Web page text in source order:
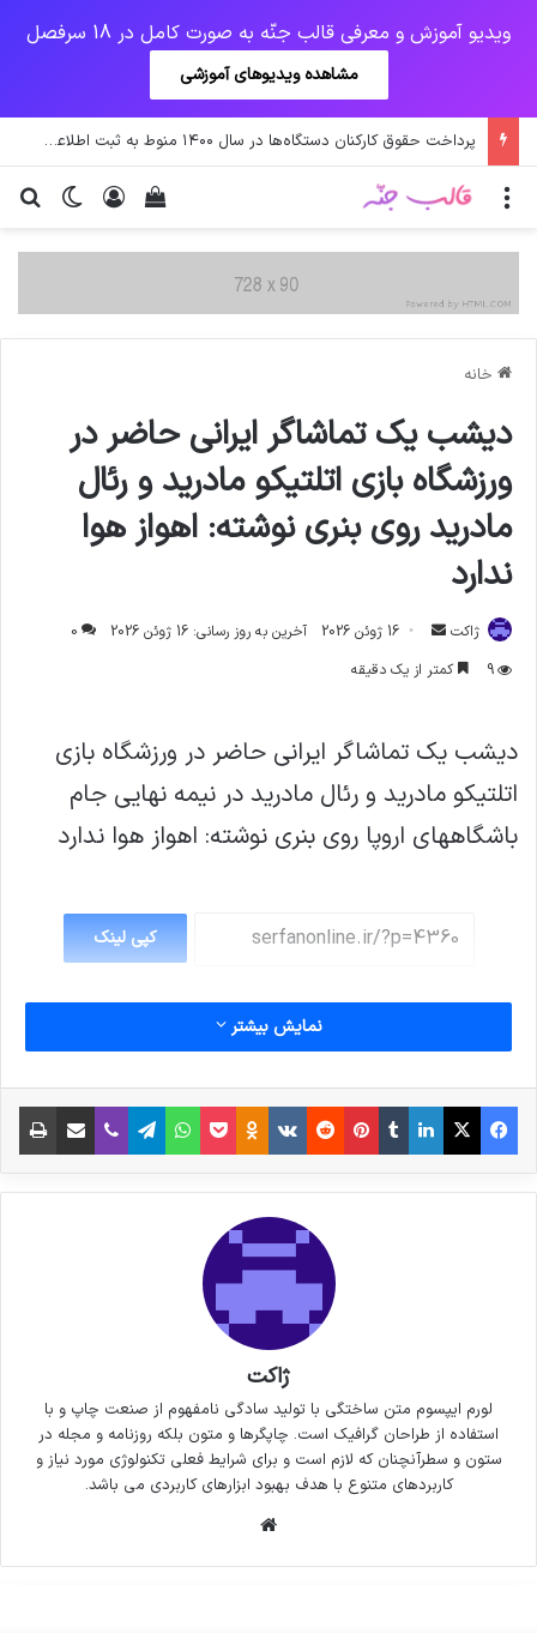
ویدیو آموزش و معرفی قالب جنّه به صورت کامل در 18 سرفصل
مشاهده ویدیوهای آموزشی
جهش آمریکایی کرونا و چالشی جدید برای واکسن/ آغاز توزیع واکسن از سوی اتحادیه کوواکس
تغییر ورود
دیدن سبد خرید منو
خانه
دیشب یک تماشاگر ایرانی حاضر در
ورزشگاه بازی اتلتیکو مادرید و رئال
مادرید روی بنری نوشته: اهواز هوا
ندارد
ژاکت
ارسال
ایمیل
16 ژوئن 2026 آخرین به روز رسانی: 16 ژوئن 2026
0
9
کمتر از یک دقیقه
دیشب یک تماشاگر ایرانی حاضر در ورزشگاه بازی
اتلتیکو مادرید و رئال مادرید در نیمه نهایی جام
باشگاههای اروپا روی بنری نوشته: اهواز هوا ندارد
کپی لینک
نمایش بیشتر
فیس بوک X لینکدین
‫تامبلر‫پین‌ترست
‫رددیت‫VKontakte
‫Odnoklassniki
پاکتواتس آپ تلگراموایبر اشتراک گذاری از طریق ایمیل
ژاکت
لورم ایپسوم متن ساختگی با تولید سادگی نامفهوم از صنعت چاپ و با
استفاده از طراحان گرافیک است. چاپگرها و متون بلکه روزنامه و مجله در
ستون و سطرآنچنان که لازم است و برای شرایط فعلی تکنولوژی مورد نیاز و
کاربردهای متنوع با هدف بهبود ابزارهای کاربردی می باشد.